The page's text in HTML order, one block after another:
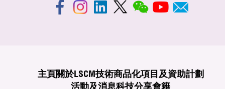
主頁 關於LSCM技術商品化項目及資助計劃